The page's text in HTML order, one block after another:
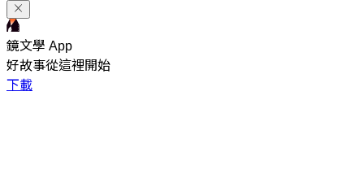
鏡文學 App
好故事從這裡開始
下載